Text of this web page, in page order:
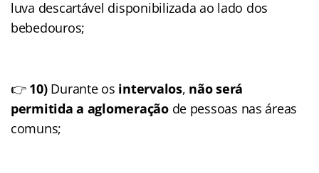
luva descartável disponibilizada ao lado dos
bebedouros;
👉 10)Durante os intervalos, não será
permitida a aglomeraçãode pessoas nas áreas
comuns;